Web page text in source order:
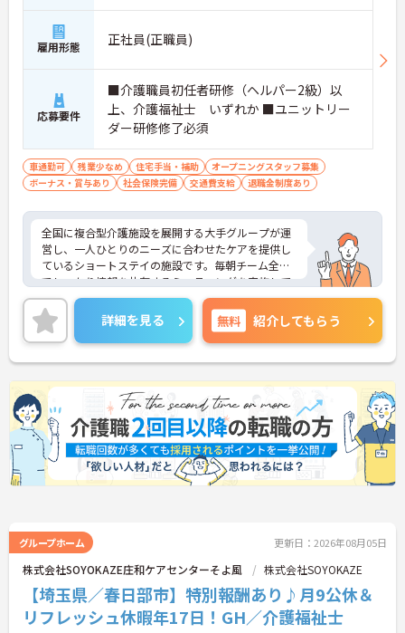
雇用形態 正社員(正職員)
応募要件
■介護職員初任者研修（ヘルパー2級）以
上、介護福祉士 いずれか ■ユニットリー
ダー研修修了必須
車通勤可 残業少なめ 住宅手当・補助
オープニングスタッフ募集
ボーナス・賞与あり
社会保険完備 交通費支給 退職金制度あり
全国に複合型介護施設を展開する大手グループが運
営し、一人ひとりのニーズに合わせたケアを提供し
ているショートステイの施設です。毎朝チーム全体
でしっかり情報を共有するミーティングを実施して
おり、困った時もすぐ相談やフォローができる風通
しの良い職場環境が整っております。また、施設運
営への貢献やチームワークなどの日々の努力を多角
的に評価し、賞与とは別に特別報酬を支給する制度
も導入しています。髪色やネイルなどが原則自由と
いう身だしなみルールをはじめ、社員一人ひとりの
個性や価値観を尊重する社風も大きな魅力です。さ
らに、年間17日のリフレッシュ休暇や退職金制度、
65歳定年後も70歳まで勤務可能な再雇用制度など、
長期的に安定して働き続けられる福利厚生が充実し
ている点も安心材料としてご期待いただけます。
・お客様の体調変化や業務連絡を毎日スタッフ全員
で共有する仕組みがあるため、チーム全体で質の高
いケアを提供できます。
・職種を超えて困った時にすぐ相談やフォローがで
きる風通しの良い職場であり、スタッフ同士の信頼
関係を築きながら長く働けます。
詳細を見る 無料 紹介してもらう
グループホーム 更新日：2026年08月05日
株式会社SOYOKAZE庄和ケアセンターそよ風 株式会社SOYOKAZE
【埼玉県／春日部市】特別報酬あり♪月9公休＆
リフレッシュ休暇年17日！GH／介護福祉士